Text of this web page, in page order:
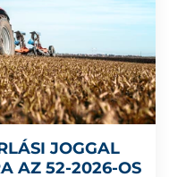
JOGGAL
AZ 52-2026-OS